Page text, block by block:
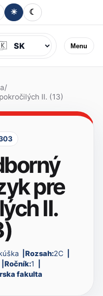
☀ ☾
Menu
Jazyk
/
II. (13)
pre
II.
Rozsah:2C
Ročník:1
fakulta